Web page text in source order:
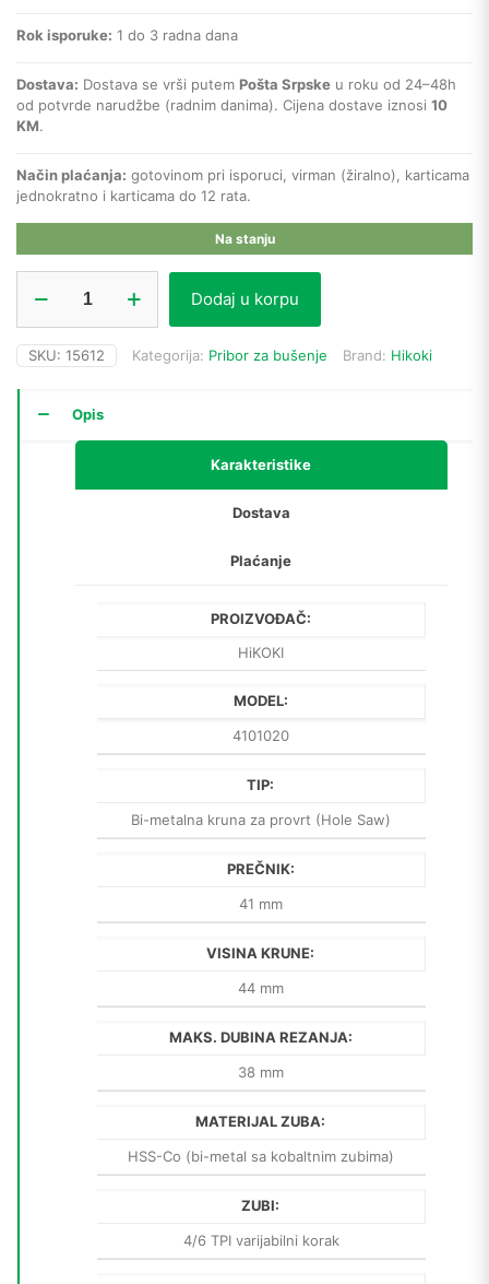
Rok isporuke: 1 do 3 radna dana
Dostava: Dostava se vrši putem Pošta Srpske u roku od 24–48h
od potvrde narudžbe (radnim danima). Cijena dostave iznosi 10
KM.
Način plaćanja: gotovinom pri isporuci, virman (žiralno), karticama
jednokratno i karticama do 12 rata.
Na stanju
kruna
provrt
4101020
Dodaj u korpu
SKU: 15612 Kategorija: Pribor za bušenje Brand: Hikoki
Opis
Karakteristike
Dostava
Plaćanje
PROIZVOĐAČ:
HiKOKI
MODEL:
4101020
TIP:
Bi-metalna kruna za provrt (Hole Saw)
PREČNIK:
41 mm
VISINA KRUNE:
44 mm
MAKS. DUBINA REZANJA:
38 mm
MATERIJAL ZUBA:
HSS-Co (bi-metal sa kobaltnim zubima)
ZUBI:
4/6 TPI varijabilni korak